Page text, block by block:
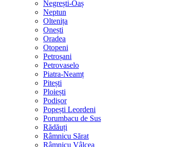
Negrești-Oaș
Neptun
Oltenița
Onești
Oradea
Otopeni
Petroșani
Petrovaselo
Piatra-Neamț
Pitești
Ploiești
Podișor
Popești Leordeni
Porumbacu de Sus
Rădăuți
Râmnicu Sărat
Râmnicu Vâlcea